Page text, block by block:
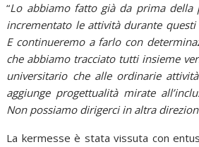
“Lo abbiamo fatto già da prima della
incrementato le attività durante
E continueremo a farlo con
che abbiamo tracciato tutti insieme
universitario che alle ordinarie
aggiunge progettualità mirate
Non possiamo dirigerci in altra
La kermesse è stata vissuta con